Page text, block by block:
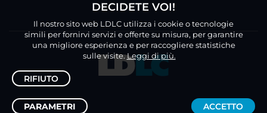
DECIDETE VOI!
Il nostro sito web LDLC utilizza i cookie o tecnologie
simili per fornirvi servizi e offerte su misura, per garantire
una migliore esperienza e per raccogliere statistiche
sulle visite.Leggi di più.
RIFIUTO
PARAMETRI ACCETTO